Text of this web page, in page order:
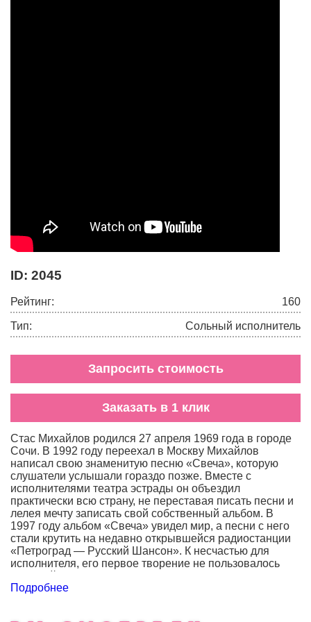
ID: 2045
Рейтинг: 160
Тип: Сольный исполнитель
Запросить стоимость
Заказать в 1 клик
Стас Михайлов родился 27 апреля 1969 года в городе
Сочи. В 1992 году переехал в Москву Михайлов
написал свою знаменитую песню «Свеча», которую
слушатели услышали гораздо позже. Вместе с
исполнителями театра эстрады он объездил
практически всю страну, не переставая писать песни и
лелея мечту записать свой собственный альбом. В
1997 году альбом «Свеча» увидел мир, а песни с него
стали крутить на недавно открывшейся радиостанции
«Петроград — Русский Шансон». К несчастью для
исполнителя, его первое творение не пользовалось
«Свеча» очень быстро запала в душу слушателям. Но
Подробнее